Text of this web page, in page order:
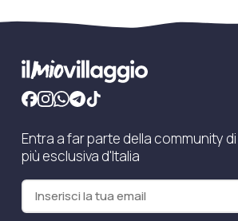
Entra a far parte della community
più esclusiva d'Italia